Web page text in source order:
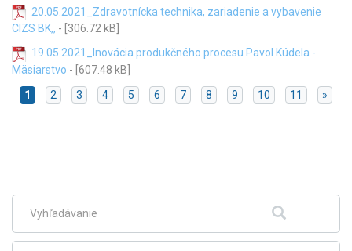
20.05.2021_Zdravotnícka technika, zariadenie a vybavenie
CIZS BK,, - [306.72 kB]
19.05.2021_Inovácia produkčného procesu Pavol Kúdela -
Mäsiarstvo - [607.48 kB]
1
2 3 4 5 6 7 8 9 10 11 »
menuFulltextové
Hľadať